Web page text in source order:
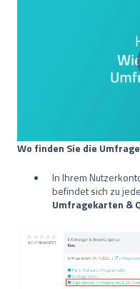
Wo finden Sie die
In Ihrem
befindet sich zu
Umfragekarten &